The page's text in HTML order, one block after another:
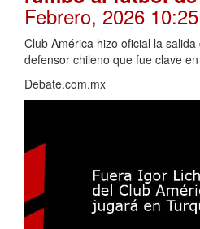
Febrero, 2026 10:25
Club América hizo oficial la
defensor chileno que fue clave
Debate.com.mx